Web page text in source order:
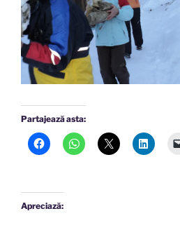
Partajează asta:
Apreciază: